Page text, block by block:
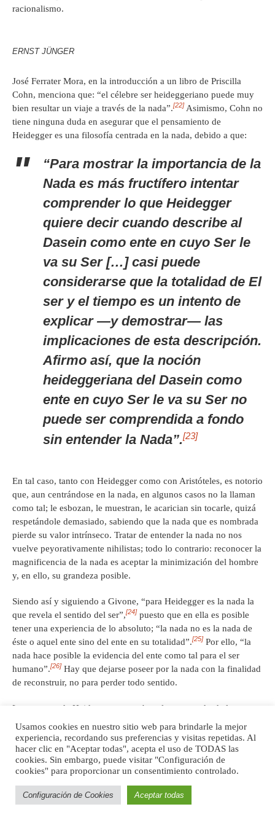
racionalismo.
ERNST JÜNGER
José Ferrater Mora, en la introducción a un libro de Priscilla
Cohn, menciona que: “el célebre ser heideggeriano puede muy
bien resultar un viaje a través de la nada”.[22] Asimismo, Cohn no
tiene ninguna duda en asegurar que el pensamiento de
Heidegger es una filosofía centrada en la nada, debido a que:
“Para mostrar la importancia de la
Nada es más fructífero intentar
comprender lo que Heidegger
quiere decir cuando describe al
Dasein como ente en cuyo Ser le
va su Ser […] casi puede
considerarse que la totalidad de El
ser y el tiempo es un intento de
explicar —y demostrar— las
implicaciones de esta descripción.
Afirmo así, que la noción
heideggeriana del Dasein como
ente en cuyo Ser le va su Ser no
puede ser comprendida a fondo
sin entender la Nada”.[23]
En tal caso, tanto con Heidegger como con Aristóteles, es notorio
que, aun centrándose en la nada, en algunos casos no la llaman
como tal; le esbozan, le muestran, le acarician sin tocarle, quizá
respetándole demasiado, sabiendo que la nada que es nombrada
pierde su valor intrínseco. Tratar de entender la nada no nos
vuelve peyorativamente nihilistas; todo lo contrario: reconocer la
magnificencia de la nada es aceptar la minimización del hombre
y, en ello, su grandeza posible.
Siendo así y siguiendo a Givone, “para Heidegger es la nada la
que revela el sentido del ser”,[24] puesto que en ella es posible
tener una experiencia de lo absoluto; “la nada no es la nada de
éste o aquel ente sino del ente en su totalidad”.[25] Por ello, “la
nada hace posible la evidencia del ente como tal para el ser
humano”.[26] Hay que dejarse poseer por la nada con la finalidad
de reconstruir, no para perder todo sentido.
La pregunta de Heidegger trata sobre el ser, pero desde la
perspectiva de la nada y no sólo del ente. Este centrarse en la
nada la coloca en categoría de igualdad con el ser. El ente en su
filosofía es el ser con minúscula, su fusión del ser y la nada
constituye una dialéctica. Así como en Heidegger no hay ente sin
ser y no hay ser sin ente, en mi postura afirmo que no hay ser sin
particular) aún sin la existencia del ser. Coincido con Heidegger
Usamos cookies en nuestro sitio web para brindarle la mejor
experiencia, recordando sus preferencias y visitas repetidas. Al
hacer clic en "Aceptar todas", acepta el uso de TODAS las
cookies. Sin embargo, puede visitar "Configuración de
cookies" para proporcionar un consentimiento controlado.
Configuración de Cookies Aceptar todas